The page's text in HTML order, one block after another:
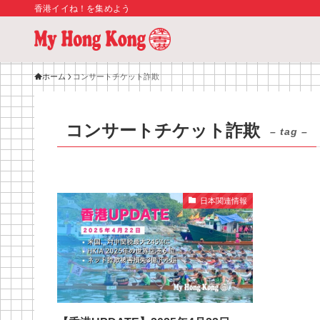
香港イイね！を集めよう
ホーム コンサートチケット詐欺
コンサートチケット詐欺 – tag –
日本関連情報